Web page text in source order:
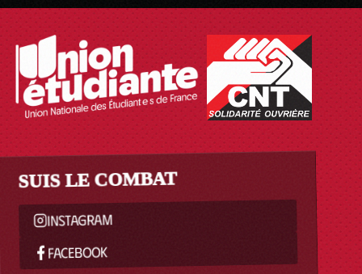
SUIS LE COMBAT
INSTAGRAM
FACEBOOK